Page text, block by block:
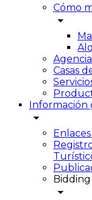
Cómo
arrow_drop_down
Casas
Información
arrow_drop_down
Bidding
arrow_drop_down